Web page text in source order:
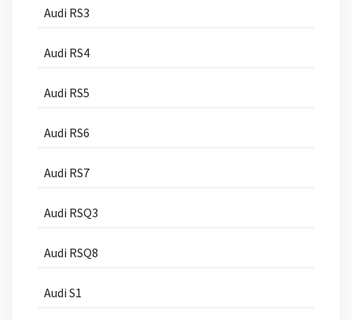
Audi RS3
Audi RS4
Audi RS5
Audi RS6
Audi RS7
Audi RSQ3
Audi RSQ8
Audi S1